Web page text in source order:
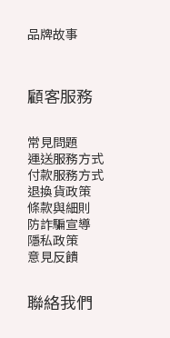
品牌故事
顧客服務
常見問題
運送服務方式
付款服務方式
退換貨政策
條款與細則
防詐騙宣導
隱私政策
意見反饋
聯絡我們